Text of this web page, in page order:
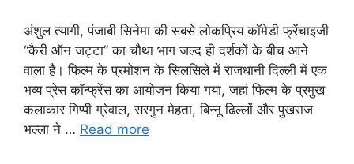
अंशुल त्यागी, पंजाबी सिनेमा की सबसे लोकप्रिय कॉमेडी फ्रेंचाइजी
“कैरी ऑन जट्टा” का चौथा भाग जल्द ही दर्शकों के बीच आने
वाला है। फिल्म के प्रमोशन के सिलसिले में राजधानी दिल्ली में एक
भव्य प्रेस कॉन्फ्रेंस का आयोजन किया गया, जहां फिल्म के प्रमुख
कलाकार गिप्पी ग्रेवाल, सरगुन मेहता, बिन्नू ढिल्लों और पुखराज
भल्ला ने … Read more